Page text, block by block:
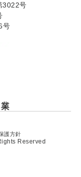
3022号
号
護方針
Reserved